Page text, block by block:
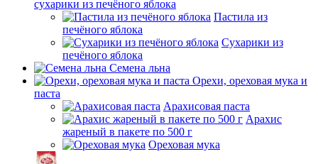
сухарики из печёного яблока
Пастила из
печёного яблока
Сухарики из
печёного яблока
Семена льна
Орехи, ореховая мука и
паста
Арахисовая паста
Арахис
жареный в пакете по 500 г
Ореховая мука